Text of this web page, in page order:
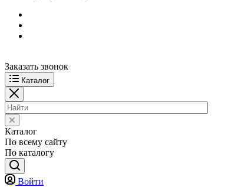
Заказать звонок
Каталог
Каталог
По всему сайту
По каталогу
Войти